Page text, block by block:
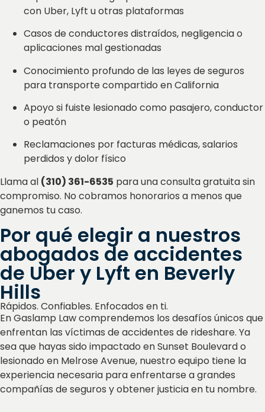
con Uber, Lyft u otras plataformas
Casos de conductores distraídos, negligencia o
aplicaciones mal gestionadas
Conocimiento profundo de las leyes de seguros
para transporte compartido en California
Apoyo si fuiste lesionado como pasajero, conductor
o peatón
Reclamaciones por facturas médicas, salarios
perdidos y dolor físico
Llama al (310) 361-6535 para una consulta gratuita sin
compromiso. No cobramos honorarios a menos que
ganemos tu caso.
Por qué elegir a nuestros
abogados de accidentes
de Uber y Lyft en Beverly
Hills
Rápidos. Confiables. Enfocados en ti.
En Gaslamp Law comprendemos los desafíos únicos que
enfrentan las víctimas de accidentes de rideshare. Ya
sea que hayas sido impactado en Sunset Boulevard o
lesionado en Melrose Avenue, nuestro equipo tiene la
experiencia necesaria para enfrentarse a grandes
compañías de seguros y obtener justicia en tu nombre.